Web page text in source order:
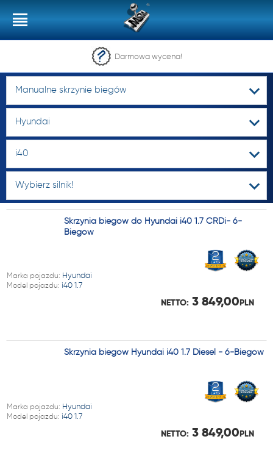
Darmowa wycena!
Manualne skrzynie biegów
Hyundai
i40
Wybierz silnik!
Skrzynia biegów do Hyundai i40 1.7 CRDi- 6-
Biegów
Marka pojazdu: Hyundai
Model pojazdu: i40 1.7
NETTO: 3 849,00PLN
Skrzynia biegów Hyundai i40 1.7 Diesel - 6-Biegów
Marka pojazdu: Hyundai
Model pojazdu: i40 1.7
NETTO: 3 849,00PLN